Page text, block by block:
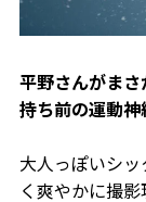
平野さんがまさ
持ち前の運動神
大人っぽいシ
く爽やかに撮